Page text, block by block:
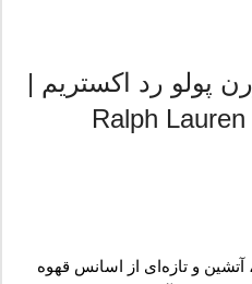
پولو رد اکستریم |
Ralph
آتشین و تازه‌ای از اسانس قهوه